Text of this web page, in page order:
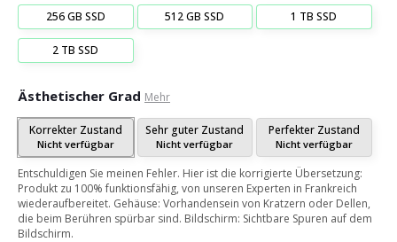
256 GB SSD 512 GB SSD 1 TB SSD
2 TB SSD
Ästhetischer Grad Mehr
Korrekter Zustand
Nicht verfügbar
Sehr guter Zustand
Nicht verfügbar
Perfekter Zustand
Nicht verfügbar
Entschuldigen Sie meinen Fehler. Hier ist die korrigierte Übersetzung:
Produkt zu 100% funktionsfähig, von unseren Experten in Frankreich
wiederaufbereitet. Gehäuse: Vorhandensein von Kratzern oder Dellen,
die beim Berühren spürbar sind. Bildschirm: Sichtbare Spuren auf dem
Bildschirm.